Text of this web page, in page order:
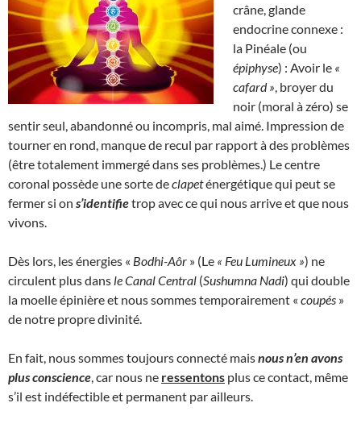
crâne, glande
endocrine connexe :
la Pinéale (ou
épiphyse) : Avoir le «
cafard » , broyer du
noir (moral à zéro) se
sentir seul, abandonné ou incompris, mal aimé. Impression de
tourner en rond, manque de recul par rapport à des problèmes
(être totalement immergé dans ses problèmes.) Le centre
coronal possède une sorte declapeténergétique qui peut se
fermer si on s’identifietrop avec ce qui nous arrive et que nous
vivons.
Dès lors, les énergies « Bodhi-Aôr » (Le « Feu Lumineux ») ne
circulent plus dans le Canal Central (Sushumna Nadi) qui double
la moelle épinière et nous sommes temporairement « coupés »
de notre propre divinité.
En fait, nous sommes toujours connecté maisnous n’en avons
plus conscience , car nous ne ressentons plus ce contact, même
s’il est indéfectible et permanent par ailleurs.